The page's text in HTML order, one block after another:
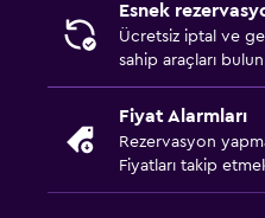
Esnek
Ücretsiz iptal ve
sahip araçları
Fiyat Alarmları
Rezervasyon
Fiyatları takip